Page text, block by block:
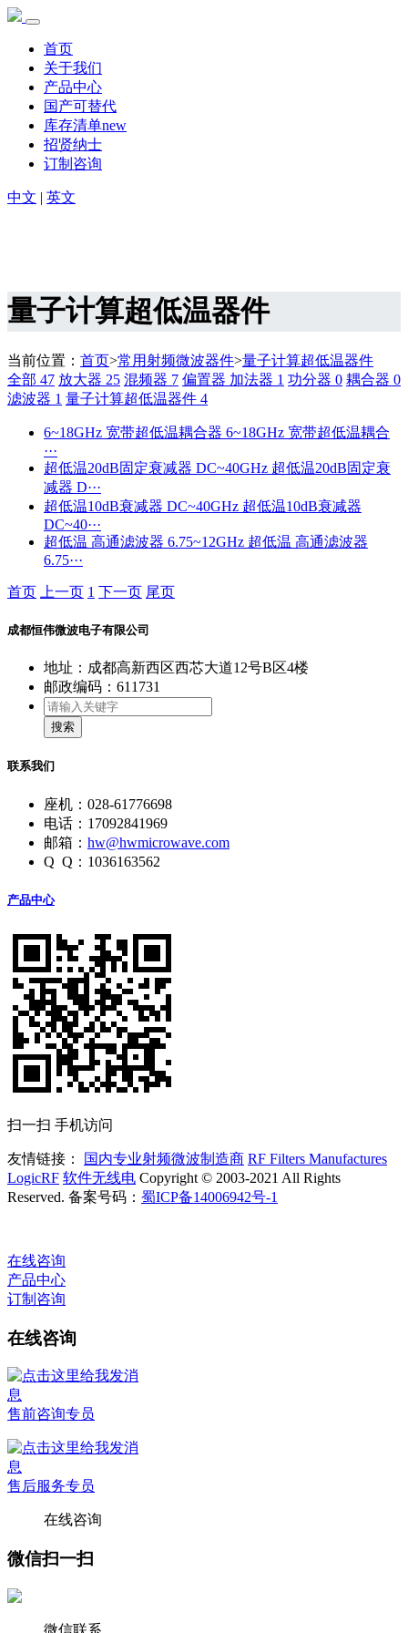
首页
关于我们
产品中心
国产可替代
库存清单new
招贤纳士
订制咨询
中文 | 英文
量子计算超低温器件
当前位置： 首页>常用射频微波器件>量子计算超低温器件
全部 47 放大器 25 混频器 7 偏置器 加法器 1 功分器 0 耦合器 0
滤波器 1 量子计算超低温器件 4
6~18GHz 宽带超低温耦合器 6~18GHz 宽带超低温耦合
···
超低温20dB固定衰减器 DC~40GHz 超低温20dB固定衰
减器 D···
超低温10dB衰减器 DC~40GHz 超低温10dB衰减器
DC~40···
超低温 高通滤波器 6.75~12GHz 超低温 高通滤波器
6.75···
首页 上一页 1 下一页 尾页
成都恒伟微波电子有限公司
地址：成都高新西区西芯大道12号B区4楼
邮政编码：611731
搜索
联系我们
座机：028-61776698
电话：17092841969
邮箱： hw@hwmicrowave.com
Q Q：1036163562
产品中心
扫一扫 手机访问
友情链接： 国内专业射频微波制造商 RF Filters Manufactures
LogicRF 软件无线电 Copyright © 2003-2021 All Rights
Reserved. 备案号码： 蜀ICP备14006942号-1
在线咨询
产品中心
订制咨询
在线咨询
售前咨询专员
售后服务专员
在线咨询
微信扫一扫
微信联系